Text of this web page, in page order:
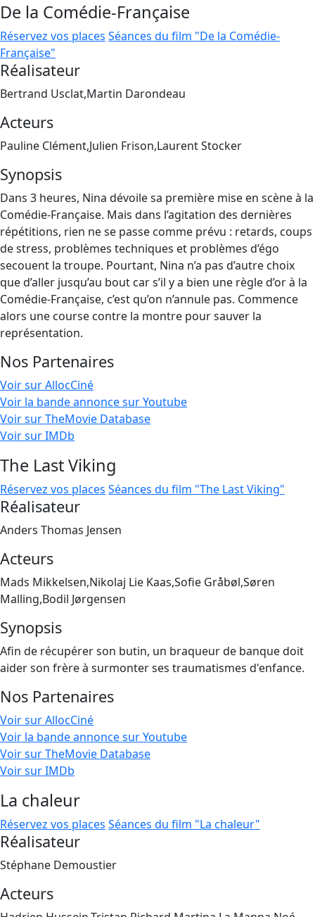
De la Comédie-Française
Réservez vos places Séances du film "De la Comédie-
Française"
Réalisateur
Bertrand Usclat,Martin Darondeau
Acteurs
Pauline Clément,Julien Frison,Laurent Stocker
Synopsis
Dans 3 heures, Nina dévoile sa première mise en scène à la
Comédie-Française. Mais dans l’agitation des dernières
répétitions, rien ne se passe comme prévu : retards, coups
de stress, problèmes techniques et problèmes d’égo
secouent la troupe. Pourtant, Nina n’a pas d’autre choix
que d’aller jusqu’au bout car s’il y a bien une règle d’or à la
Comédie-Française, c’est qu’on n’annule pas. Commence
alors une course contre la montre pour sauver la
représentation.
Nos Partenaires
Voir sur AllocCiné
Voir la bande annonce sur Youtube
Voir sur TheMovie Database
Voir sur IMDb
The Last Viking
Réservez vos places Séances du film "The Last Viking"
Réalisateur
Anders Thomas Jensen
Acteurs
Mads Mikkelsen,Nikolaj Lie Kaas,Sofie Gråbøl,Søren
Malling,Bodil Jørgensen
Synopsis
Afin de récupérer son butin, un braqueur de banque doit
aider son frère à surmonter ses traumatismes d'enfance.
Nos Partenaires
Voir sur AllocCiné
Voir la bande annonce sur Youtube
Voir sur TheMovie Database
Voir sur IMDb
La chaleur
Réservez vos places Séances du film "La chaleur"
Réalisateur
Stéphane Demoustier
Acteurs